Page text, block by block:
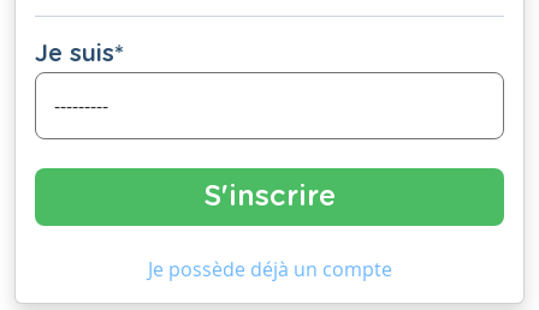
Je suis*
Je possède déjà un compte